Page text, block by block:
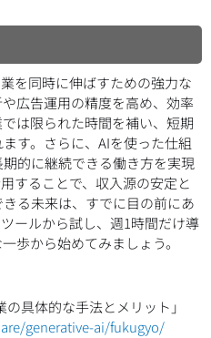
を同時に伸ばすための強力な
広告運用の精度を高め、効率
は限られた時間を補い、短期
す。さらに、AIを使った仕組
的に継続できる働き方を実現
することで、収入源の安定と
る未来は、すでに目の前にあ
ールから試し、週1時間だけ導
歩から始めてみましょう。
具体的な手法とメリット」
generative-ai/fukugyo/